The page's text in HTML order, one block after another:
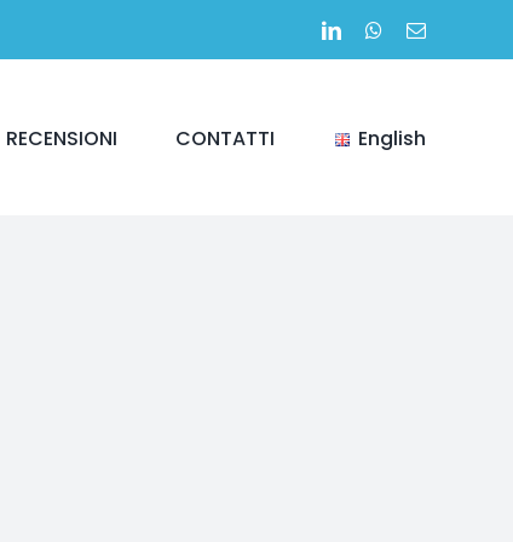
LinkedInWhatsApp
Email
RECENSIONI CONTATTI English